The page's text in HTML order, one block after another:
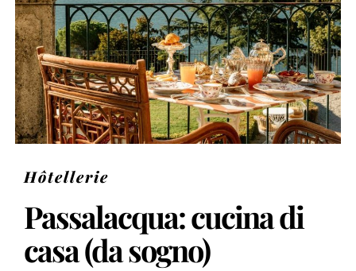
Hôtellerie
Passalacqua: cucina di
casa (da sogno)